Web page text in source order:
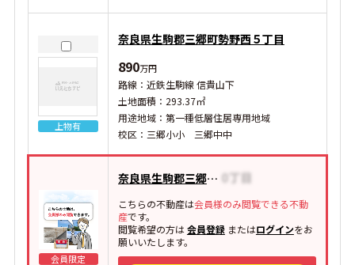
上物有
奈良県生駒郡三郷町勢野西５丁目
890万円
路線：近鉄生駒線 信貴山下
土地面積：293.37㎡
用途地域：第一種低層住居専用地域
校区：三郷小小 三郷中中
会員限定
奈良県生駒郡三郷町東信貴ケ丘
こちらの不動産は会員様のみ閲覧できる不動
産です。
閲覧希望の方は会員登録またはログインをお
願いいたします。